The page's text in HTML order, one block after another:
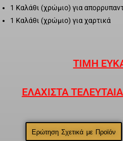
1 Καλάθι (χρώμιο) για
1 Καλάθι (χρώμιο) για χαρτικά
ΤΙΜΗ
ΕΛΑΧΙΣΤΑ
Ερώτηση Σχετικά με Προϊόν